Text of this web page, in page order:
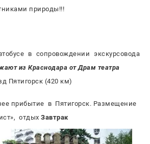
природы!!!
в сопровождении экскурсовода
из Краснодара от Драм театра
Пятигорск (420 км)
прибытие в Пятигорск. Размещение
отдых Завтрак